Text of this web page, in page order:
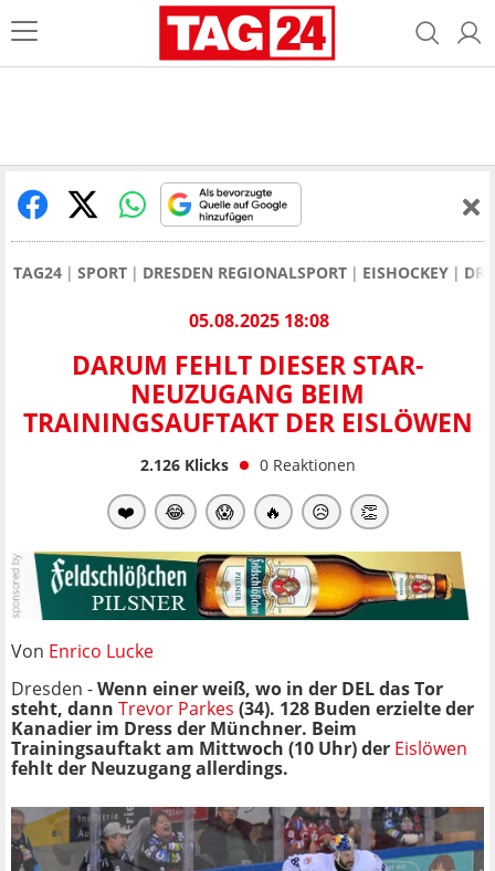
TAG24 SPORT DRESDEN REGIONALSPORT EISHOCKEY
05.08.2025 18:08
DARUM FEHLT DIESER STAR-
NEUZUGANG BEIM
TRAININGSAUFTAKT DER EISLÖWEN
2.126Klicks 0 Reaktionen
❤️ 😂 😱 🔥 😥 👏
Von Enrico Lucke
Dresden -Wenn einer weiß, wo in der DEL das Tor
steht, dann Trevor Parkes (34). 128 Buden erzielte der
Kanadier im Dress der Münchner. Beim
Trainingsauftakt am Mittwoch (10 Uhr) der Eislöwen
fehlt der Neuzugang allerdings.